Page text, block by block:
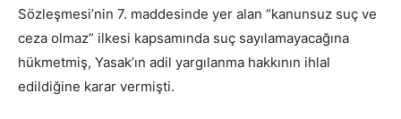
Sözleşmesi’nin 7. maddesinde yer alan “kanunsuz suç ve
ceza olmaz” ilkesi kapsamında suç sayılamayacağına
hükmetmiş, Yasak’ın adil yargılanma hakkının ihlal
edildiğine karar vermişti.